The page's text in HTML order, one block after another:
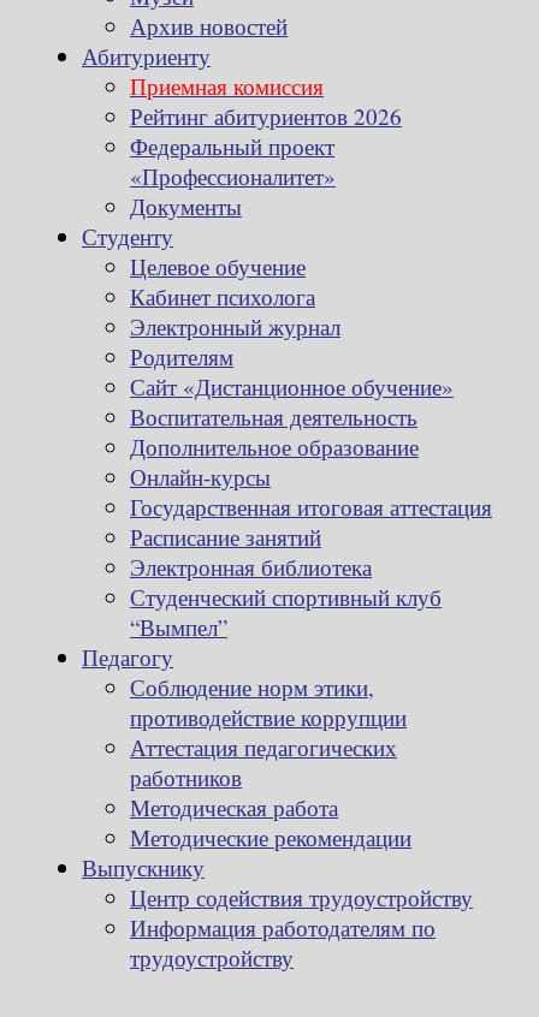
Архив новостей
Абитуриенту
Приемная комиссия
Рейтинг абитуриентов 2026
Федеральный проект
«Профессионалитет»
Документы
Студенту
Целевое обучение
Кабинет психолога
Электронный журнал
Родителям
Сайт «Дистанционное обучение»
Воспитательная деятельность
Дополнительное образование
Онлайн-курсы
Государственная итоговая аттестация
Расписание занятий
Электронная библиотека
Студенческий спортивный клуб
“Вымпел”
Педагогу
Соблюдение норм этики,
противодействие коррупции
Аттестация педагогических
работников
Методическая работа
Методические рекомендации
Выпускнику
Центр содействия трудоустройству
Информация работодателям по
трудоустройству